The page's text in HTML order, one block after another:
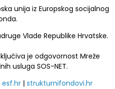
unija iz Europskog socijalnog
Vlade Republike Hrvatske.
je odgovornost Mreže
usluga SOS-NET.
esf.hr | strukturnifondovi.hr